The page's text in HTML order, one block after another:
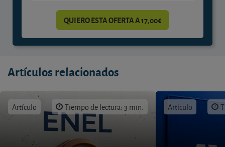
QUIERO ESTA OFERTA A 17,00€
Artículos relacionados
Artículo Tiempo de lectura: 3 min. Artículo